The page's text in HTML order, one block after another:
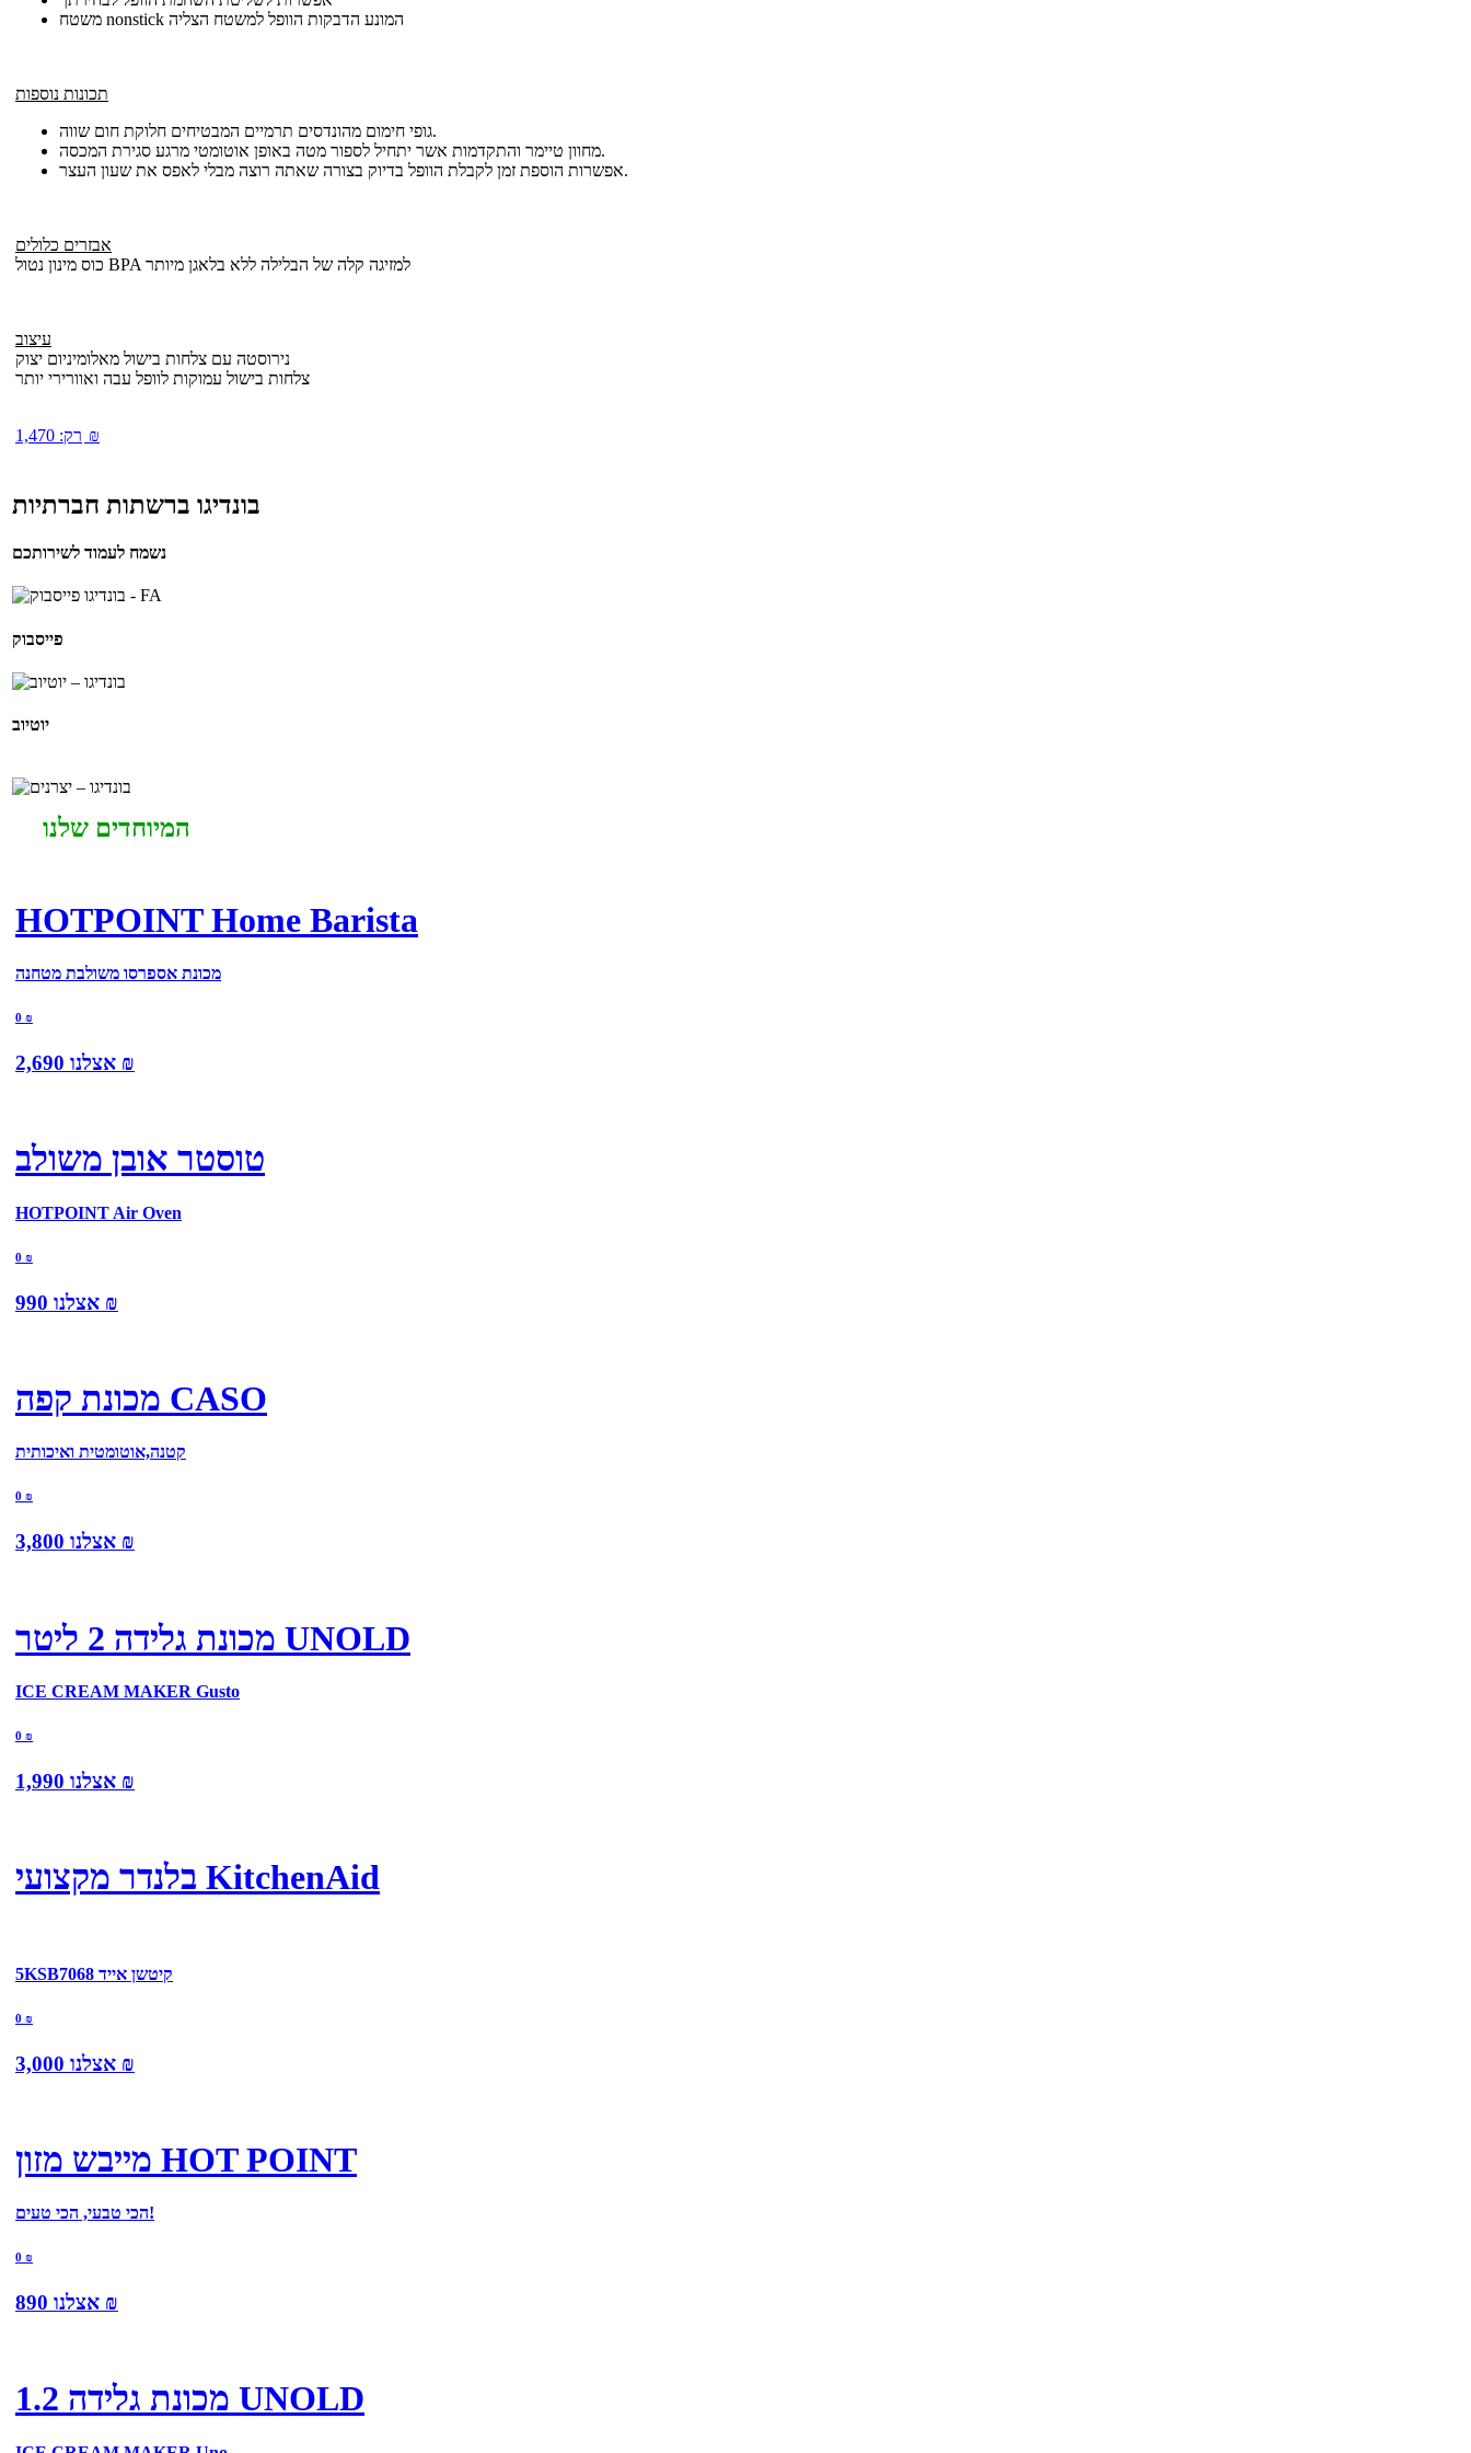
משטח nonstick המונע הדבקות הוופל למשטח הצליה
תכונות נוספות
גופי חימום מהונדסים תרמיים המבטיחים חלוקת חום שווה.
מחוון טיימר והתקדמות אשר יתחיל לספור מטה באופן אוטומטי מרגע סגירת המכסה.
אפשרות הוספת זמן לקבלת הוופל בדיוק בצורה שאתה רוצה מבלי לאפס את שעון העצר.
אבזרים כלולים
כוס מינון נטול BPA למזיגה קלה של הבלילה ללא בלאגן מיותר
עיצוב
נירוסטה עם צלחות בישול מאלומיניום יצוק
צלחות בישול עמוקות לוופל עבה ואוורירי יותר
רק: 1,470 ₪
בונדיגו ברשתות חברתיות
נשמח לעמוד לשירותכם
פייסבוק
יוטיוב
המיוחדים שלנו
HOTPOINT Home Barista
מכונת אספרסו משולבת מטחנה
0 ₪
אצלנו 2,690 ₪
טוסטר אובן משולב
HOTPOINT Air Oven
0 ₪
אצלנו 990 ₪
מכונת קפה CASO
קטנה,אוטומטית ואיכותית
0 ₪
אצלנו 3,800 ₪
מכונת גלידה 2 ליטר UNOLD
ICE CREAM MAKER Gusto
0 ₪
אצלנו 1,990 ₪
בלנדר מקצועי KitchenAid
5KSB7068 קיטשן אייד
0 ₪
אצלנו 3,000 ₪
מייבש מזון HOT POINT
הכי טבעי, הכי טעים!
0 ₪
אצלנו 890 ₪
מכונת גלידה 1.2 UNOLD